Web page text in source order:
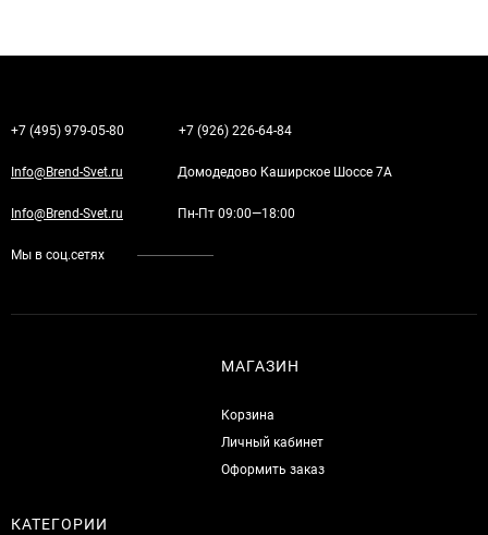
+7 (495) 979-05-80 +7 (926) 226-64-84
Info@Brend-Svet.ru Домодедово Каширское Шоссе 7А
Info@Brend-Svet.ru Пн-Пт 09:00—18:00
Мы в соц.сетях
МАГАЗИН
Корзина
Личный кабинет
Оформить заказ
КАТЕГОРИИ